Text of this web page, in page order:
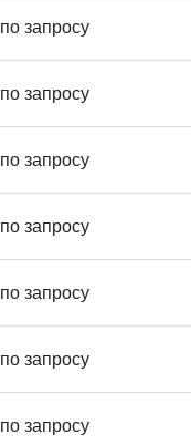
по запросу
по запросу
по запросу
по запросу
по запросу
по запросу
по запросу